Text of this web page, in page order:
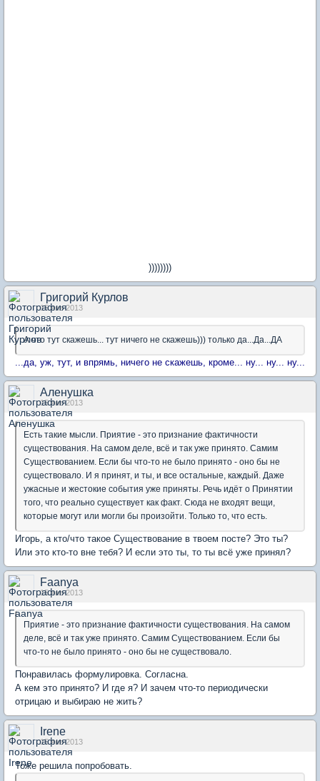
))))))))
Григорий Курлов
15 янв 2013
А что тут скажешь... тут ничего не скажешь))) только да...Да...ДА
...да, уж, тут, и впрямь, ничего не скажешь, кроме... ну... ну... ну...
Аленушка
15 янв 2013
Есть такие мысли. Приятие - это признание фактичности
существования. На самом деле, всё и так уже принято. Самим
Существованием. Если бы что-то не было принято - оно бы не
существовало. И я принят, и ты, и все остальные, каждый. Даже
ужасные и жестокие события уже приняты. Речь идёт о Принятии
того, что реально существует как факт. Сюда не входят вещи,
которые могут или могли бы произойти. Только то, что есть.
Игорь, а кто/что такое Существование в твоем посте? Это ты?
Или это кто-то вне тебя? И если это ты, то ты всё уже принял?
Faanya
15 янв 2013
Приятие - это признание фактичности существования. На самом
деле, всё и так уже принято. Самим Существованием. Если бы
что-то не было принято - оно бы не существовало.
Понравилась формулировка. Согласна.
А кем это принято? И где я? И зачем что-то периодически
отрицаю и выбираю не жить?
Irene
15 янв 2013
Тоже решила попробовать.